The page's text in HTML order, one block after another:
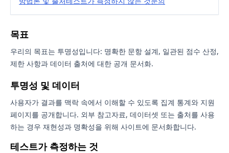
목표
우리의 목표는 투명성입니다: 명확한 문항 설계, 일관된 점수 산정,
제한 사항과 데이터 출처에 대한 공개 문서화.
투명성 및 데이터
사용자가 결과를 맥락 속에서 이해할 수 있도록 집계 통계와 지원
페이지를 공개합니다. 외부 참고자료, 데이터셋 또는 출처를 사용
하는 경우 재현성과 명확성을 위해 사이트에 문서화합니다.
테스트가 측정하는 것